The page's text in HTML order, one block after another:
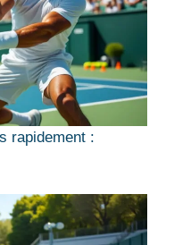
rapidement :